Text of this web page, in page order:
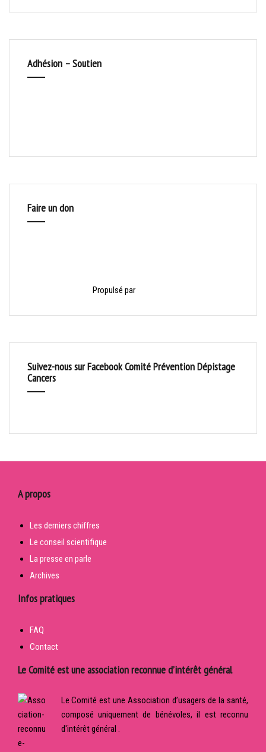
Adhésion – Soutien
Faire un don
Propulsé par
Suivez-nous sur Facebook Comité Prévention Dépistage
Cancers
A propos
Les derniers chiffres
Le conseil scientifique
La presse en parle
Archives
Infos pratiques
FAQ
Contact
Le Comité est une association reconnue d’intérêt général
Le Comité est une Association d’usagers de la santé,
composé uniquement de bénévoles, il est reconnu
d'intérêt général .